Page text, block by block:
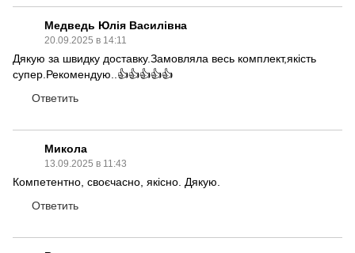
Медведь Юлія Василівна
20.09.2025 в 14:11
Дякую за швидку доставку.Замовляла весь комплект,якість
супер.Рекомендую..👍👍👍👍👍
Ответить
Микола
13.09.2025 в 11:43
Компетентно, своєчасно, якісно. Дякую.
Ответить